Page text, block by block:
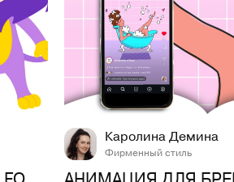
320
Каролина Демина
Фирменный стиль